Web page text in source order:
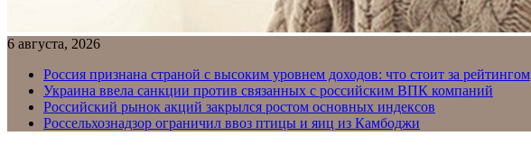
6 августа, 2026
Россия признана страной с высоким уровнем доходов: что стоит за рейтингом
Украина ввела санкции против связанных с российским ВПК компаний
Российский рынок акций закрылся ростом основных индексов
Россельхознадзор ограничил ввоз птицы и яиц из Камбоджи